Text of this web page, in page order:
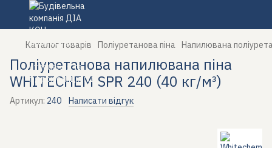
Каталог товарів Поліуретанова піна Напилювана
Поліуретанова напилювана піна
WHITECHEM SPR 240 (40 кг/м³)
Артикул: 240 Написати відгук